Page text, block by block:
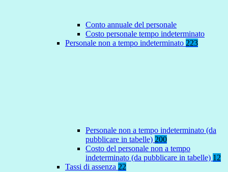
Conto annuale del personale
Costo personale tempo indeterminato
Personale non a tempo indeterminato 223
Personale non a tempo indeterminato (da
pubblicare in tabelle) 200
Costo del personale non a tempo
indeterminato (da pubblicare in tabelle) 12
Tassi di assenza 22